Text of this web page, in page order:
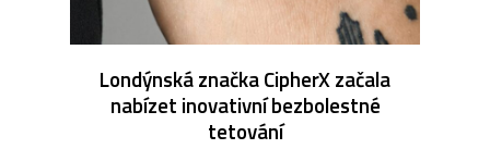
Londýnská značka CipherX začala
nabízet inovativní bezbolestné
tetování